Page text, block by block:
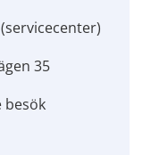
(servicecenter)
35
besök